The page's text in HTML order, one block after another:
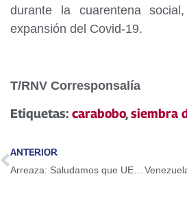
durante la cuarentena
expansión del Covid-19.
T/RNV Corresponsalía
Etiquetas: carabobo,siembra
ANTERIOR
Arreaza: Saludamos que UE se una a llamado para cese de sanciones de EEUU